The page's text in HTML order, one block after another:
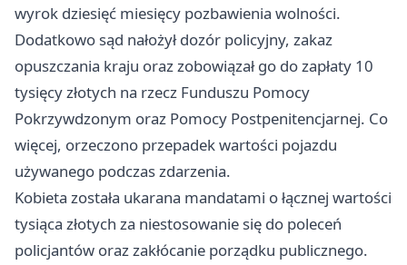
wyrok dziesięć miesięcy pozbawienia wolności.
Dodatkowo sąd nałożył dozór policyjny, zakaz
opuszczania kraju oraz zobowiązał go do zapłaty 10
tysięcy złotych na rzecz Funduszu Pomocy
Pokrzywdzonym oraz Pomocy Postpenitencjarnej. Co
więcej, orzeczono przepadek wartości pojazdu
używanego podczas zdarzenia.
Kobieta została ukarana mandatami o łącznej wartości
tysiąca złotych za niestosowanie się do poleceń
policjantów oraz zakłócanie porządku publicznego.